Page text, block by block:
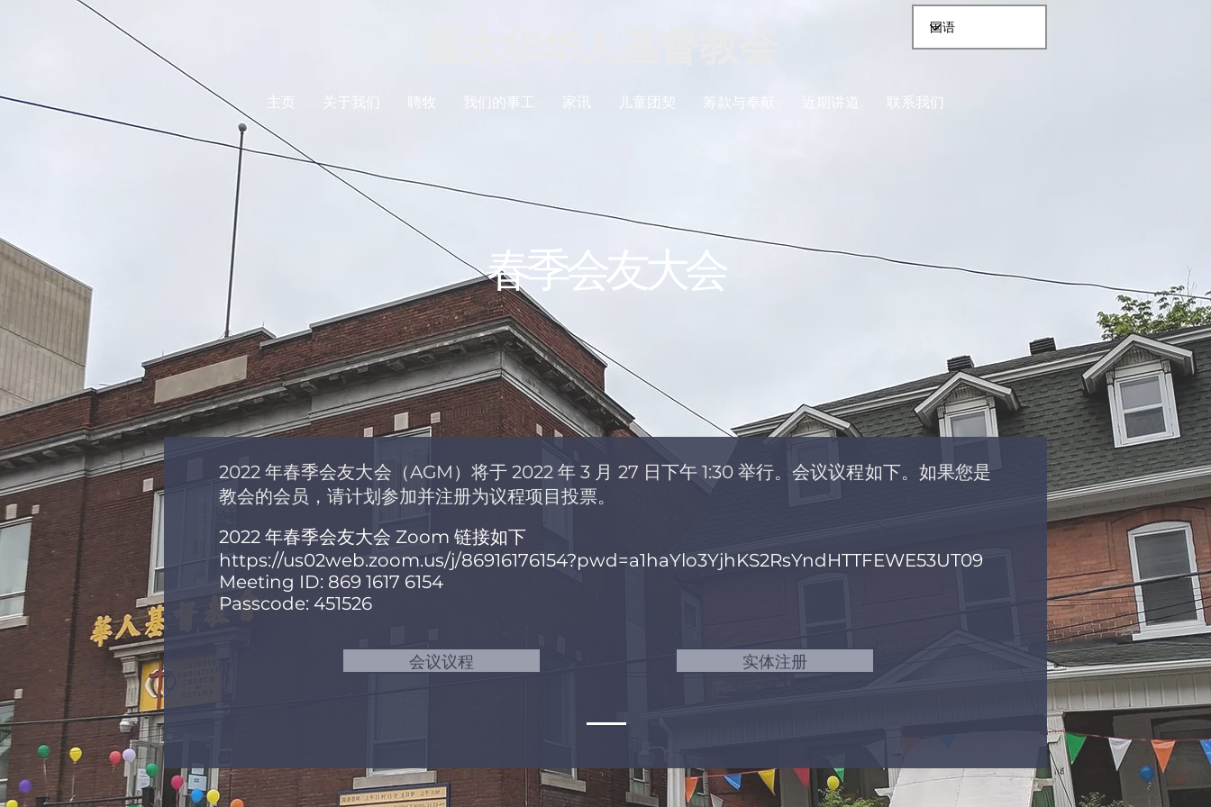
主页 关于我们 聘牧 我们的事工 家讯 儿童团契 筹款与奉献 近期讲道 联系我们
春季会友大会
2022 年春季会友大会（AGM）将于 2022 年 3 月 27 日下午 1:30 举行。会议议程如下。如果您是
教会的会员，请计划参加并注册为议程项目投票。
2022 年春季会友大会 Zoom 链接如下
https://us02web.zoom.us/j/86916176154?pwd=a1haYlo3YjhKS2RsYndHTTFEWE53UT09
Meeting ID: 869 1617 6154
Passcode: 451526
会议议程 实体注册